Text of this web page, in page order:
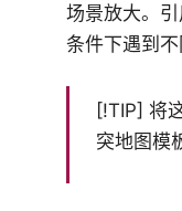
场景放大。
条件下遇到不
[!TIP] 将
突地图模